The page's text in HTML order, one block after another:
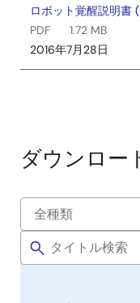
ロボット覚醒説明
PDF
1.72 MB
2016年7月28日
ダウンロー